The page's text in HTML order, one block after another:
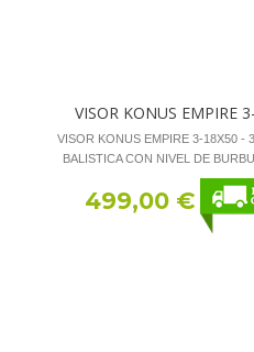
VISOR KONUS EMPIRE
VISOR KONUS EMPIRE 3-18X50 -
BALISTICA CON NIVEL DE
499,00 €